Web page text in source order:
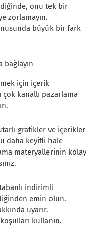
onu tek bir
zorlamayın.
büyük bir fark
bağlayın
için içerik
çok kanallı pazarlama
grafikler ve içerikler
daha keyifli hale
materyallerinin kolay
indirimli
emin olun.
uyarır.
kullanın.